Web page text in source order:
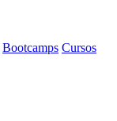
Bootcamps Cursos